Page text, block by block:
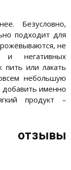
Безусловно,
подходит для
не
негативных
или лакать
небольшую
именно
продукт –
отзывы